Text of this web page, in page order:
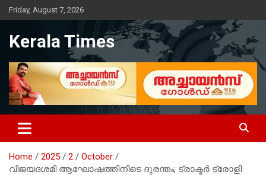
Skip
to
Friday, August 7, 2026
Kerala Times
Home 2025 2
October
വിജയദശമി ആഘോഷത്തിനിടെ ദുരന്തം; ട്രാക്ടർ ട്രോളി